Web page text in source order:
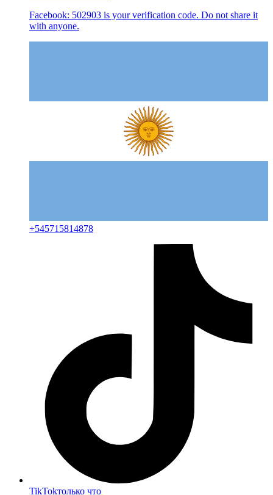
Facebook: 502903 is your verification code. Do not share it
with anyone.
+545715814878
TikTokтолько что